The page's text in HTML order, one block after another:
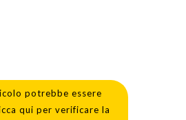
potrebbe essere
qui per verificare la